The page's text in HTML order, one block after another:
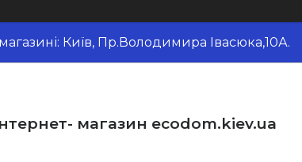
Київ, Пр.Володимира Івасюка,10А.
магазин ecodom.kiev.ua